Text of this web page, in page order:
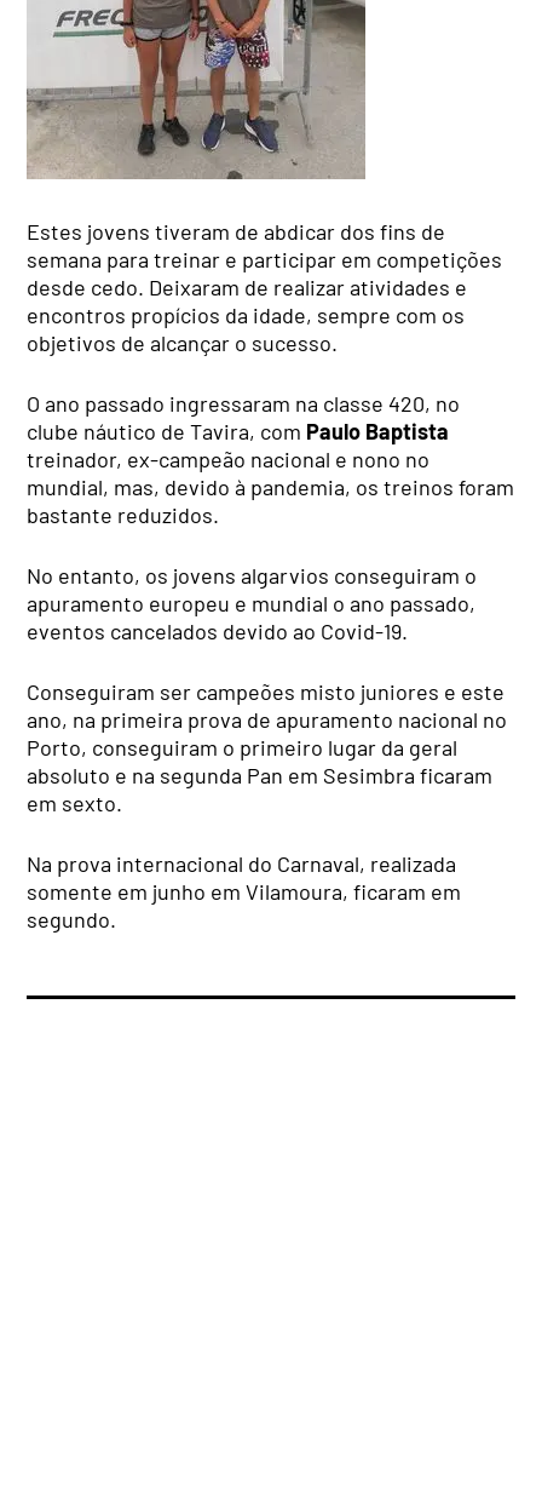
Estes jovens tiveram de abdicar dos fins de
semana para treinar e participar em competições
desde cedo. Deixaram de realizar atividades e
encontros propícios da idade, sempre com os
objetivos de alcançar o sucesso.
O ano passado ingressaram na classe 420, no
clube náutico de Tavira, com Paulo Baptista
treinador, ex-campeão nacional e nono no
mundial, mas, devido à pandemia, os treinos foram
bastante reduzidos.
No entanto, os jovens algarvios conseguiram o
apuramento europeu e mundial o ano passado,
eventos cancelados devido ao Covid-19.
Conseguiram ser campeões misto juniores e este
ano, na primeira prova de apuramento nacional no
Porto, conseguiram o primeiro lugar da geral
absoluto e na segunda Pan em Sesimbra ficaram
em sexto.
Na prova internacional do Carnaval, realizada
somente em junho em Vilamoura, ficaram em
segundo.